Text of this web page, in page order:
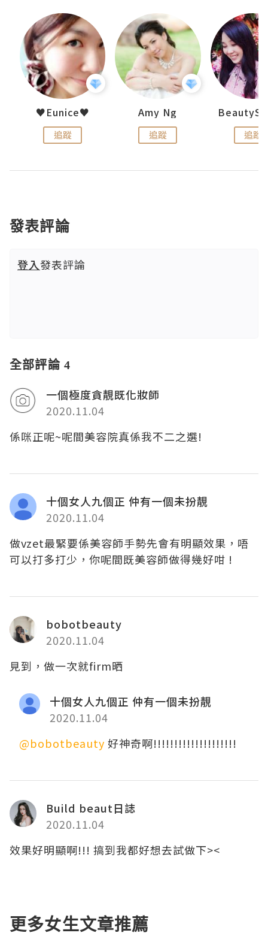
♥Eunice♥
追蹤
Amy Ng
追蹤 追蹤
發表評論
登入發表評論
全部評論 4
一個極度貪靚既化妝師
2020.11.04
係咪正呢~呢間美容院真係我不二之選!
十個女人九個正 仲有一個未扮靚
2020.11.04
做vzet最緊要係美容師手勢先會有明顯效果，唔
可以打多打少，你呢間既美容師做得幾好咁 !
bobotbeauty
2020.11.04
見到，做一次就firm晒
十個女人九個正 仲有一個未扮靚
2020.11.04
@bobotbeauty 好神奇啊!!!!!!!!!!!!!!!!!!!!
Build beaut日誌
2020.11.04
效果好明顯啊!!! 搞到我都好想去試做下><
更多女生文章推薦